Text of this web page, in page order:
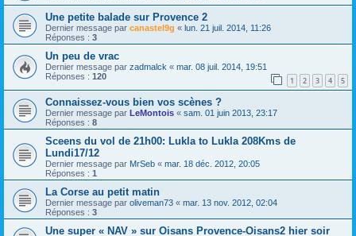
Une petite balade sur Provence 2
Dernier message par canastel9g « lun. 21 juil. 2014, 11:26
Réponses : 3
Un peu de vrac
Dernier message par zadmalck « mar. 08 juil. 2014, 19:51
Réponses : 120 1 2 3 4 5
Connaissez-vous bien vos scènes ?
Dernier message par LeMontois « sam. 01 juin 2013, 23:17
Réponses : 8
Sceens du vol de 21h00: Lukla to Lukla 208Kms de
Lundi17/12
Dernier message par MrSeb « mar. 18 déc. 2012, 20:05
Réponses : 1
La Corse au petit matin
Dernier message par oliveman73 « mar. 13 nov. 2012, 02:04
Réponses : 3
Une super « NAV » sur Oisans Provence-Oisans2 hier soir